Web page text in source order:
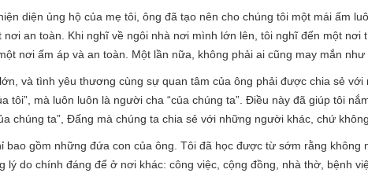
diện ủng hộ của mẹ tôi, ông đã tạo nên cho chúng tôi một mái ấm
an toàn. Khi nghĩ về ngôi nhà nơi mình lớn lên, tôi nghĩ đến một nơi
nơi ấm áp và an toàn. Một lần nữa, không phải ai cũng may mắn như
và tình yêu thương cùng sự quan tâm của ông phải được chia sẻ
tôi”, mà luôn luôn là người cha “của chúng ta”. Điều này đã giúp tôi
chúng ta”, Đấng mà chúng ta chia sẻ với những người khác, chứ
bao gồm những đứa con của ông. Tôi đã học được từ sớm rằng không
lý do chính đáng để ở nơi khác: công việc, cộng đồng, nhà thờ, bệnh